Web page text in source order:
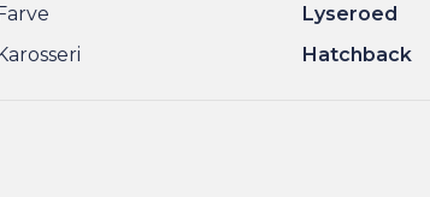
Lyseroed
Hatchback